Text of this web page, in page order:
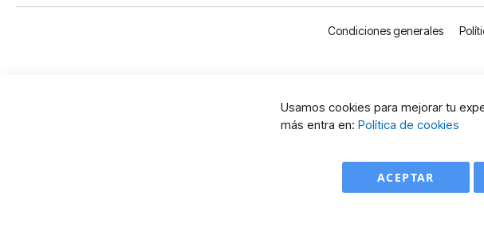
Condiciones generales
Usamos cookies para mejorar tu
más entra en: Política de cookies
ACEPTAR